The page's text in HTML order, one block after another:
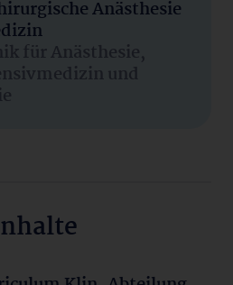
Anästhesie
für Anästhesie,
und